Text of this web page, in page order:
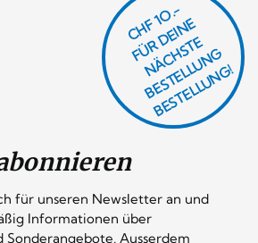
für unseren Newsletter an und
Informationen über
Ausserdem
CHF 1O.-
F
Ü
R
D
EI
N
E
N
Ä
C
H
S
T
E
B
E
S
T
E
L
L
U
N
G
B
E
S
T
E
L
L
U
N
G!